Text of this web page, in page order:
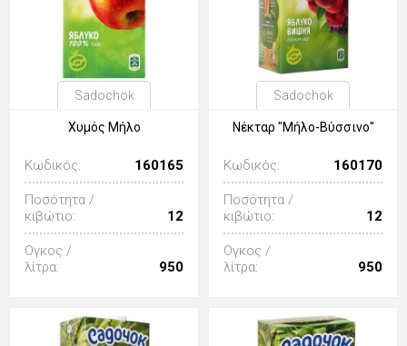
Sadochok
Χυμός Μήλο
Κωδικός: 160165
Ποσότητα /
κιβώτιο:
12
Ογκος /
λίτρα:
950
Sadochok
Νέκταρ "Μήλο-Βύσσινο"
Κωδικός: 160170
Ποσότητα /
κιβώτιο:
12
Ογκος /
λίτρα:
950